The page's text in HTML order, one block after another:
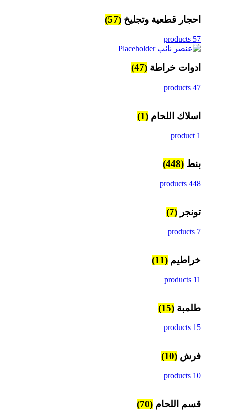
احجار قطعية وتجليخ (57)
57 products
ادوات خراطة (47)
47 products
اسلاك اللحام (1)
1 product
بنط (448)
448 products
تونجر (7)
7 products
خراطيم (11)
11 products
طلمبة (15)
15 products
فرش (10)
10 products
قسم اللحام (70)